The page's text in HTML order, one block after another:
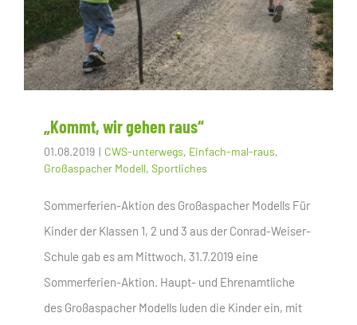
„Kommt, wir gehen raus“
01.08.2019 | CWS-unterwegs, Einfach-mal-raus,
Großaspacher Modell, Sportliches
Sommerferien-Aktion des Großaspacher Modells Für
Kinder der Klassen 1, 2 und 3 aus der Conrad-Weiser-
Schule gab es am Mittwoch, 31.7.2019 eine
Sommerferien-Aktion. Haupt- und Ehrenamtliche
des Großaspacher Modells luden die Kinder ein, mit